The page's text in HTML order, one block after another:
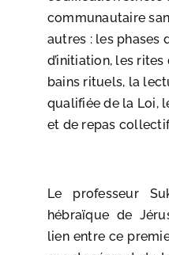
communautaire
autres : les phases
d’initiation, les
bains rituels, la
qualifiée de la Loi,
et de repas
Le professeur
hébraïque de
lien entre ce